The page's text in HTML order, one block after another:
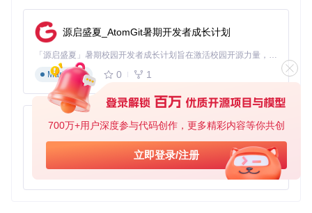
700万+用户深度参与代码创作，更多精彩内容等你共创
立即登录/注册
4. 典型生态项目
Shadesmar 可以与其他高性能库和框架结合使用，例如：
Boost.Asio：用于网络编程的高性能库，可以与 Shadesm
ar 结合使用以实现高效的异步通信。
ZeroMQ：一个高性能的消息库，可以与 Shadesmar 结合
使用以扩展消息传递功能。
Redis：一个高性能的内存数据库，可以与 Shadesmar 结
合使用以实现高效的数据存储和检索。
通过结合这些生态项目，您可以构建更加复杂和高效的应用系
统。
源启盛夏_AtomGit暑期开发者成长计划
「源启盛夏」暑期校园开发者成长计划旨在激活校园开源力量，通过积分激励、认证扶持、资源倾斜等形式，引导高校组织和开发者完成「入驻 — 建项目 — 做贡献 — 获认证 — 得资源」的完整闭环。无论你是想带领社团入驻平台的组织者，还是希望用代码贡献证明自己的开发者，都能在这里找到属于你的成长路径。
Markdown
0 1
py-xiaozhi
基于Python的Xiaozhi AI，适用于想要完整Xiaozhi体验而无需拥有专用硬件的用户。
Python
0 1